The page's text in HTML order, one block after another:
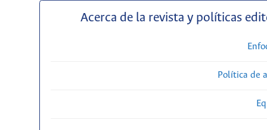
Acerca de la revista y políticas
Política de